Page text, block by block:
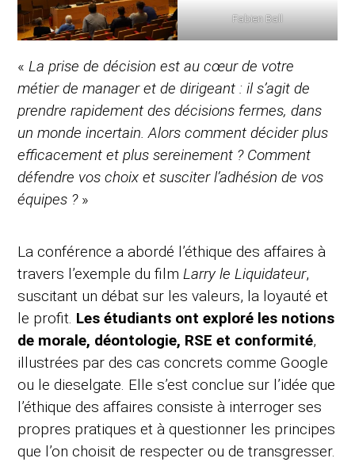
Fabien Ball
«La prise de décision est au cœur de votre
métier de manager et de dirigeant : il s’agit de
prendre rapidement des décisions fermes, dans
un monde incertain. Alors comment décider plus
efficacement et plus sereinement ? Comment
défendre vos choix et susciter l’adhésion de vos
équipes ?»
La conférence a abordé l’éthique des affaires à
travers l’exemple du filmLarry le Liquidateur,
suscitant un débat sur les valeurs, la loyauté et
le profit. Les étudiants ont exploré les notions
de morale, déontologie, RSE et conformité,
illustrées par des cas concrets comme Google
ou le dieselgate. Elle s’est conclue sur l’idée que
l’éthique des affaires consiste à interroger ses
propres pratiques et à questionner les principes
que l’on choisit de respecter ou de transgresser.